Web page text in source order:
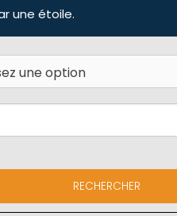
une étoile.